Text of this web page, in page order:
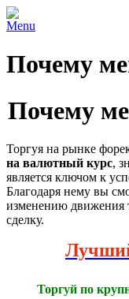
Menu
Почему
Почему
Торгуя на рынке
на валютный курс,
является ключом к
Благодаря нему вы
изменению движения
сделку.
Торгуй по